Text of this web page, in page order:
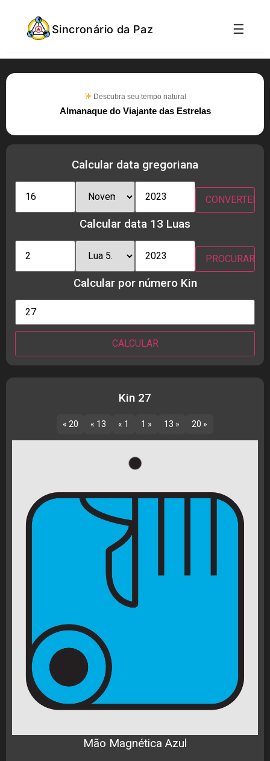
Sincronário da Paz ☰
Descubra seu tempo natural
Almanaque do Viajante das Estrelas
Calcular data gregoriana
Calcular data 13 Luas
Calcular por número Kin
Kin 27
« 20 « 13 « 1 1 » 13 » 20 »
Mão Magnética Azul